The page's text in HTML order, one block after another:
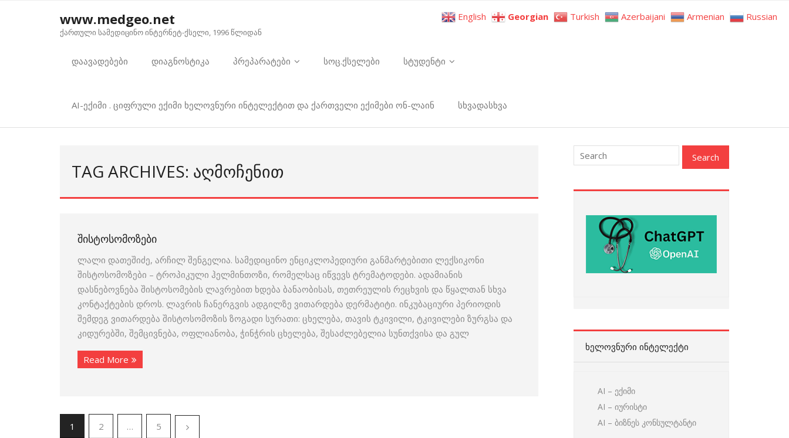
www.medgeo.net
ქართული სამედიცინო ინტერნეტ-ქსელი, 1996 წლიდან
დაავადებები დიაგნოსტიკა პრეპარატები სოც.ქსელები სტუდენტი
AI-ექიმი . ციფრული ექიმი ხელოვნური ინტელექტით და ქართველი ექიმები ონ-ლაინ სხვადასხვა
TAG ARCHIVES: ᲐᲦᲛᲝᲩᲔᲜᲘᲗ
ᲨᲘᲡᲢᲝᲡᲝᲛᲝᲖᲔᲑᲘ
ლალი დათეშიძე, არჩილ შენგელია. სამედიცინო ენციკლოპედიური განმარტებითი ლექსიკონი
შისტოსომოზები – ტროპიკული ჰელმინთოზი, რომელსაც იწვევს ტრემატოდები. ადამიანის
დასნებოვნება შისტოსომების ლავრებით ხდება ბანაობისას, თეთრეულის რეცხვის და წყალთან სხვა
კონტაქტების დროს. ლავრის ჩანერგვის ადგილზე ვითარდება დერმატიტი. ინკუბაციური პერიოდის
შემდეგ ვითარდება შისტოსომოზის ზოგადი სურათი: ცხელება, თავის ტკივილი, ტკივილები ზურგსა და
კიდურებში, შემცივნება, ოფლიანობა, ჭინჭრის ცხელება, შესაძლებელია სუნთქვისა და გულ
Read More
1 2 … 5
ᲮᲔᲚᲝᲕᲜᲣᲠᲘ ᲘᲜᲢᲔᲚᲔᲥᲢᲘ
AI – ექიმი
AI – იურისტი
AI – ბიზნეს კონსულტანტი
English Georgian Turkish Azerbaijani Armenian Russian